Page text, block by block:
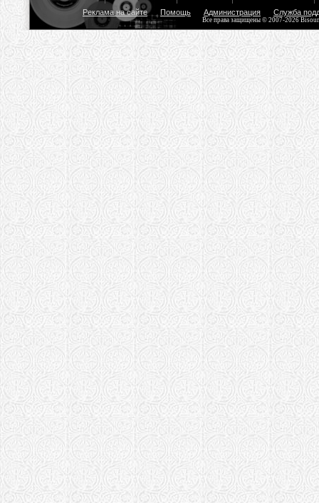
Реклама на сайте Помощь Администрация Служба
Все права защищены © 2007-2026